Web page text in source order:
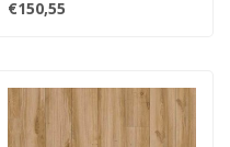
€150,55